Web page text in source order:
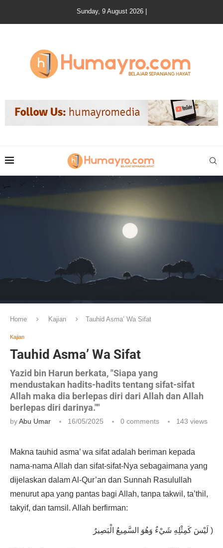
Sunday, 9 August 2026 |
Home Kajian Tauhid Asma’ Wa Sifat
Kajian
Tauhid Asma’ Wa Sifat
Yazid bin Harun berkata, "Siapa yang
mendustakan hadits-hadits tentang sifat-sifat
Allah maka dia berlepas diri dari Allah dan Allah
berlepas diri darinya.""
byAbu Umar 16/05/2025 0 comments 143 views
Makna tauhid asma’ wa sifat adalah beriman kepada
nama-nama Allah dan sifat-sifat-Nya sebagaimana yang
dijelaskan dalam Al-Qur’an dan Sunnah Rasulullah
menurut apa yang pantas bagi Allah, tanpa takwil, ta’thil,
takyif, dan tamsil. Allah berfirman:
لَيْسَ كَمِثْلِهِ شَيْءٌ وَهُوَ السَّمِيعُ الْبَصِيرُ )